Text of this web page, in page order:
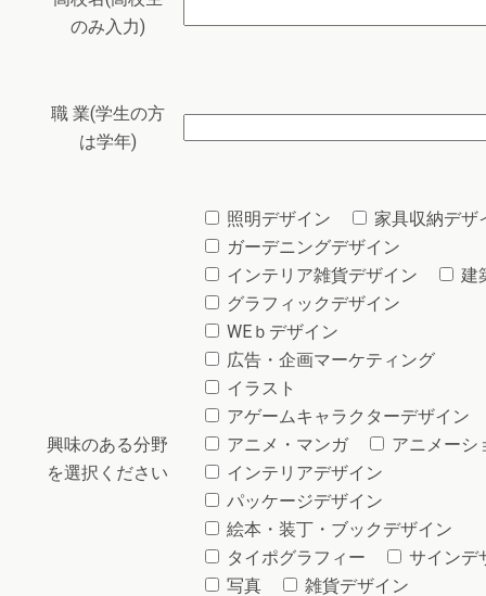
のみ入力)
職 業(学生の方
は学年)
興味のある分野
を選択ください
照明デザイン
家具収納デザ
ガーデニングデザイン
インテリア雑貨デザイン
建
グラフィックデザイン
WEｂデザイン
広告・企画マーケティング
イラスト
アゲームキャラクターデザイン
アニメ・マンガ
アニメーシ
インテリアデザイン
パッケージデザイン
絵本・装丁・ブックデザイン
タイポグラフィー
サインデ
写真
雑貨デザイン